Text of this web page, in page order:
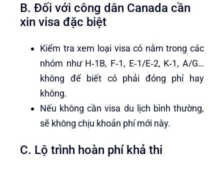
B. Đối với công dân Canada cần
xin visa đặc biệt
Kiểm tra xem loại visa có nằm trong các
nhóm như H‑1B, F‑1, E‑1/E‑2, K‑1, A/G…
không để biết có phải đóng phí hay
không.
Nếu không cần visa du lịch bình thường,
sẽ không chịu khoản phí mới này.
C. Lộ trình hoàn phí khả thi